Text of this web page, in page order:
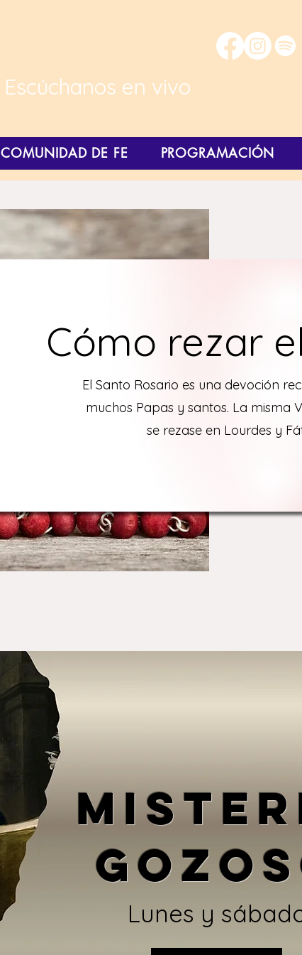
Escúchanos en vivo
COMUNIDAD DE FE PROGRAMACIÓN
Cómo rezar
El Santo Rosario es una devoción
muchos Papas y santos. La misma
se rezase en Lourdes y
Lunes y